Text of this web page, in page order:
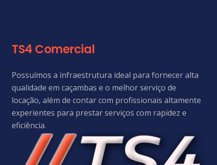
TS4 Comercial
Possuímos a infraestrutura ideal para fornecer alta
qualidade em caçambas e o melhor serviço de
locação, além de contar com profissionais altamente
experientes para prestar serviços com rapidez e
eficiência.